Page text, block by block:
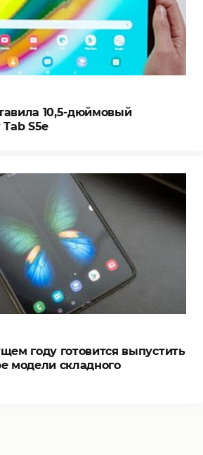
10,5-дюймовый
S5e
году готовится выпустить
модели складного